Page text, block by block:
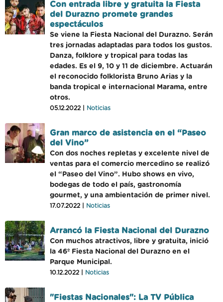
Con entrada libre y gratuita la Fiesta
del Durazno promete grandes
espectáculos
Se viene la Fiesta Nacional del Durazno. Serán
tres jornadas adaptadas para todos los gustos.
Danza, folklore y tropical para todas las
edades. Es el 9, 10 y 11 de diciembre. Actuarán
el reconocido folklorista Bruno Arias y la
banda tropical e internacional Marama, entre
otros.
05.12.2022 | Noticias
Gran marco de asistencia en el “Paseo
del Vino”
Con dos noches repletas y excelente nivel de
ventas para el comercio mercedino se realizó
el “Paseo del Vino”. Hubo shows en vivo,
bodegas de todo el país, gastronomía
gourmet, y una ambientación de primer nivel.
17.07.2022 | Noticias
Arrancó la Fiesta Nacional del Durazno
Con muchos atractivos, libre y gratuita, inició
la 46º Fiesta Nacional del Durazno en el
Parque Municipal.
10.12.2022 | Noticias
"Fiestas Nacionales": La TV Pública